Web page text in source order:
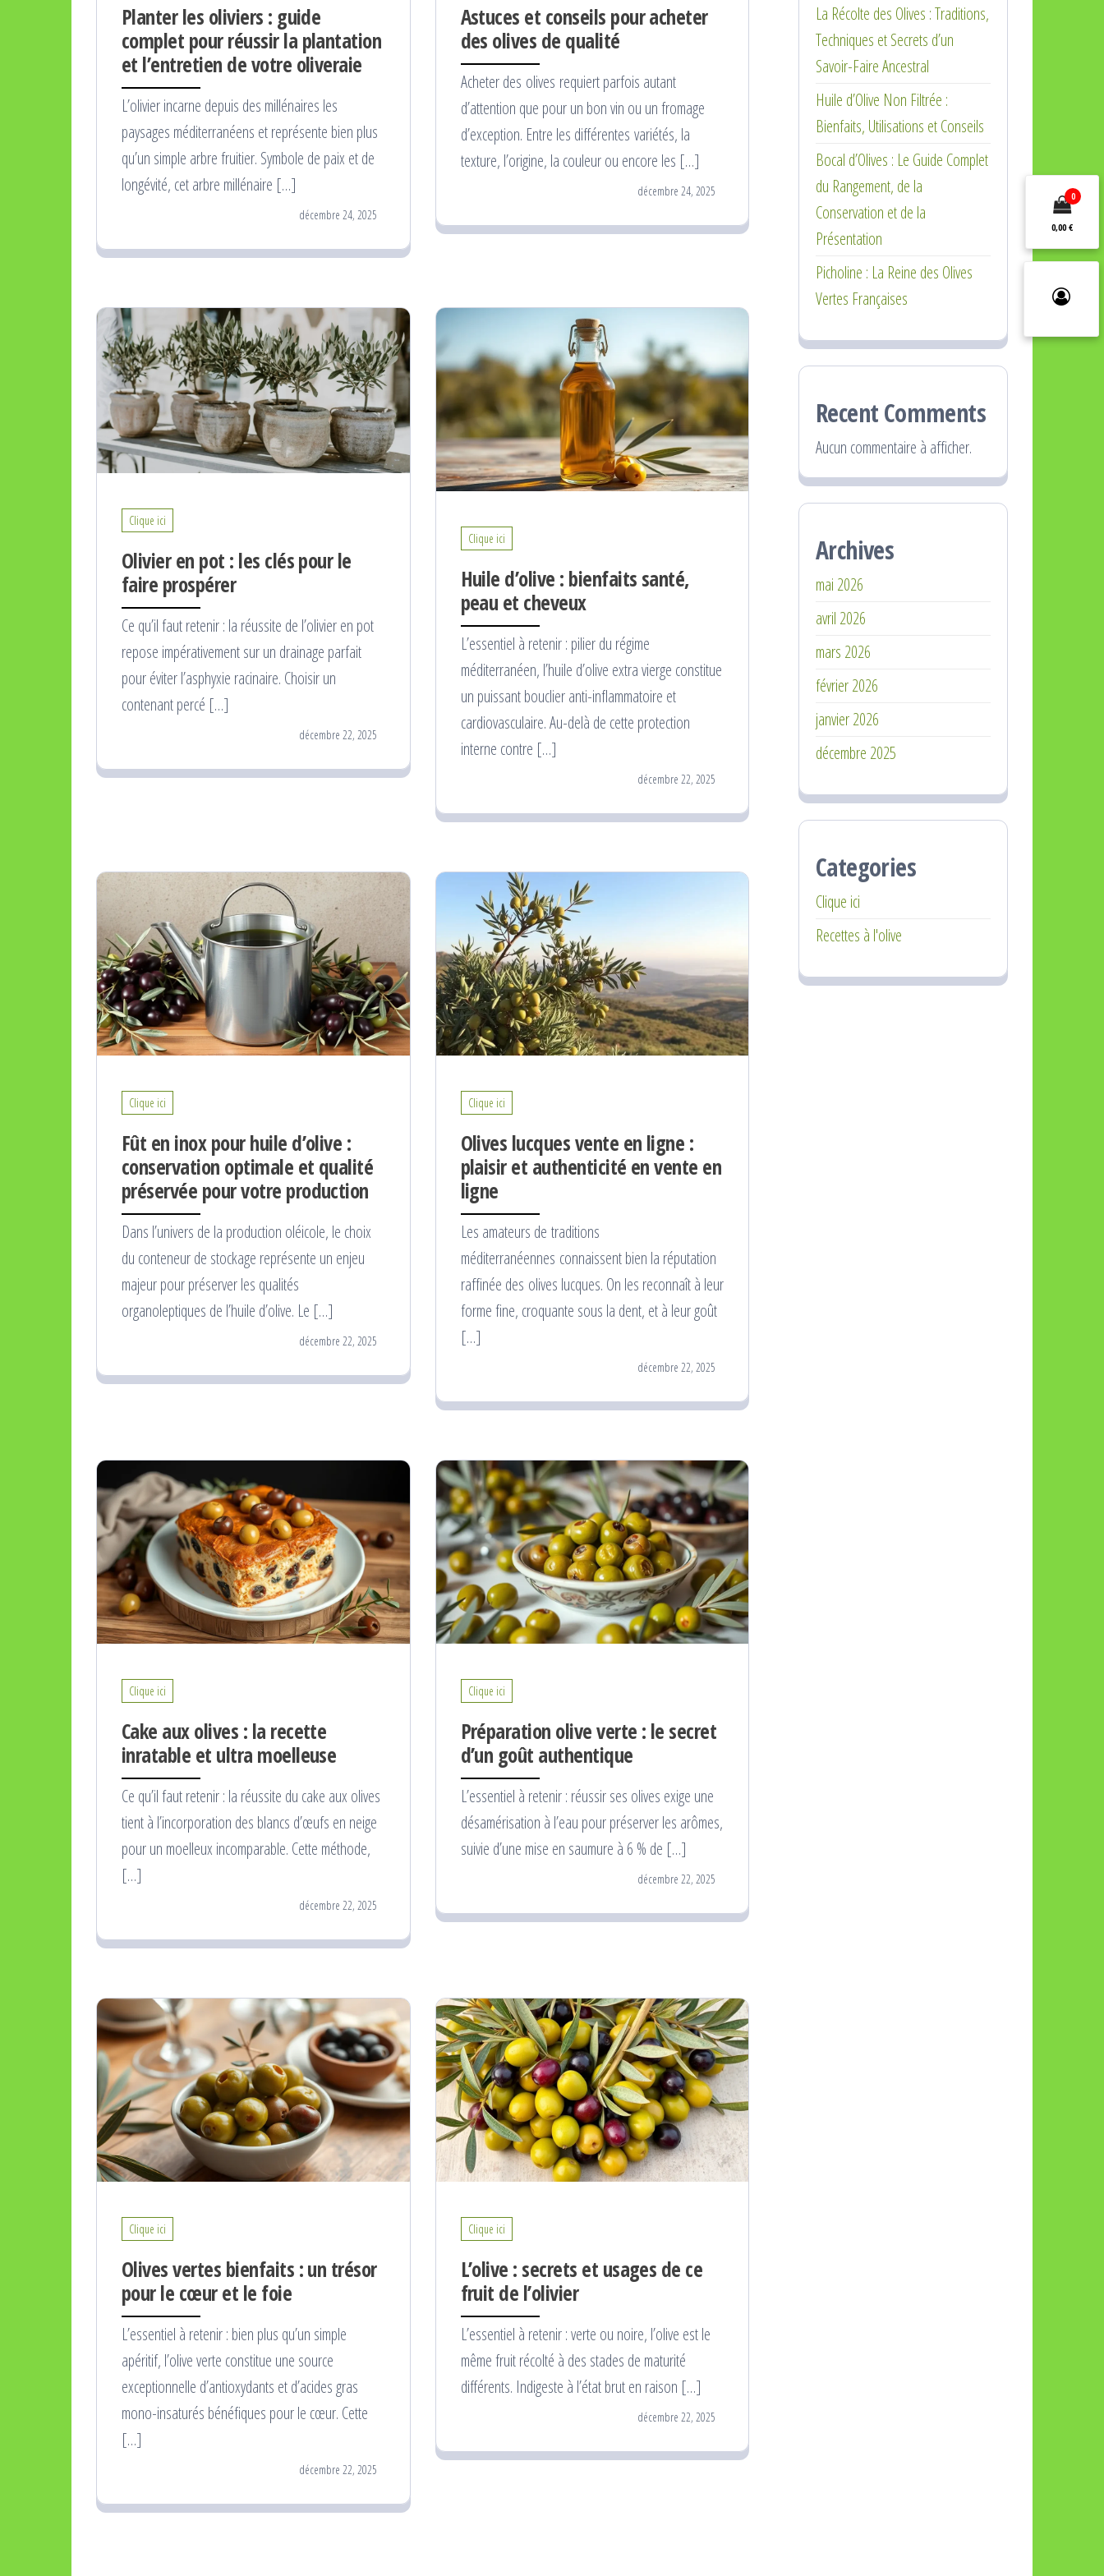
Planter les oliviers : guide
complet pour réussir la plantation
et l’entretien de votre oliveraie
L’olivier incarne depuis des millénaires les
paysages méditerranéens et représente bien plus
qu’un simple arbre fruitier. Symbole de paix et de
longévité, cet arbre millénaire […]
décembre 24, 2025
Astuces et conseils pour acheter
des olives de qualité
Acheter des olives requiert parfois autant
d’attention que pour un bon vin ou un fromage
d’exception. Entre les différentes variétés, la
texture, l’origine, la couleur ou encore les […]
décembre 24, 2025
Clique ici
Olivier en pot : les clés pour le
faire prospérer
Ce qu’il faut retenir : la réussite de l’olivier en pot
repose impérativement sur un drainage parfait
pour éviter l’asphyxie racinaire. Choisir un
contenant percé […]
décembre 22, 2025
Clique ici
Huile d’olive : bienfaits santé,
peau et cheveux
L’essentiel à retenir : pilier du régime
méditerranéen, l’huile d’olive extra vierge constitue
un puissant bouclier anti-inflammatoire et
cardiovasculaire. Au-delà de cette protection
interne contre […]
décembre 22, 2025
Clique ici
Fût en inox pour huile d’olive :
conservation optimale et qualité
préservée pour votre production
Dans l’univers de la production oléicole, le choix
du conteneur de stockage représente un enjeu
majeur pour préserver les qualités
organoleptiques de l’huile d’olive. Le […]
décembre 22, 2025
Clique ici
Olives lucques vente en ligne​ :
plaisir et authenticité en vente en
ligne
Les amateurs de traditions
méditerranéennes connaissent bien la réputation
raffinée des olives lucques. On les reconnaît à leur
forme fine, croquante sous la dent, et à leur goût
[…]
décembre 22, 2025
Clique ici
Cake aux olives : la recette
inratable et ultra moelleuse
Ce qu’il faut retenir : la réussite du cake aux olives
tient à l’incorporation des blancs d’œufs en neige
pour un moelleux incomparable. Cette méthode,
[…]
décembre 22, 2025
Clique ici
Préparation olive verte : le secret
d’un goût authentique
L’essentiel à retenir : réussir ses olives exige une
désamérisation à l’eau pour préserver les arômes,
suivie d’une mise en saumure à 6 % de […]
décembre 22, 2025
Clique ici
Olives vertes bienfaits : un trésor
pour le cœur et le foie
L’essentiel à retenir : bien plus qu’un simple
apéritif, l’olive verte constitue une source
exceptionnelle d’antioxydants et d’acides gras
mono-insaturés bénéfiques pour le cœur. Cette
[…]
décembre 22, 2025
Clique ici
L’olive : secrets et usages de ce
fruit de l’olivier
L’essentiel à retenir : verte ou noire, l’olive est le
même fruit récolté à des stades de maturité
différents. Indigeste à l’état brut en raison […]
décembre 22, 2025
La Récolte des Olives : Traditions,
Techniques et Secrets d’un
Savoir-Faire Ancestral
Huile d’Olive Non Filtrée :
Bienfaits, Utilisations et Conseils
Bocal d’Olives : Le Guide Complet
du Rangement, de la
Conservation et de la
Présentation
Picholine : La Reine des Olives
Vertes Françaises
Recent Comments
Aucun commentaire à afficher.
Archives
mai 2026
avril 2026
mars 2026
février 2026
janvier 2026
décembre 2025
Categories
Clique ici
Recettes à l'olive
0
0,00 €